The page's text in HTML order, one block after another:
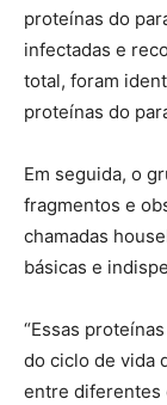
proteínas do
infectadas e
total, foram
proteínas do
Em seguida, o
fragmentos e
chamadas
básicas e
“Essas
do ciclo de vida
entre diferentes